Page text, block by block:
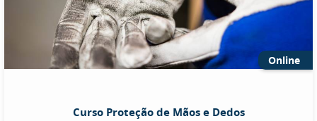
Online
Curso Proteção de Mãos e Dedos